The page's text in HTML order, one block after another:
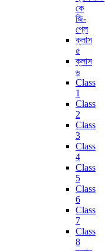
কে
জি-
প্লে
ক্লাস
৫
ক্লাস
৬
Class
1
Class
2
Class
3
Class
4
Class
5
Class
6
Class
7
Class
8